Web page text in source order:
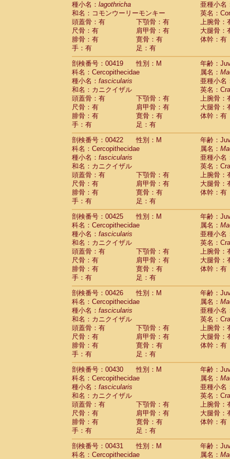
種小名： lagothricha
亜種小名
和名：コモンウーリーモンキー
英名：
頭蓋骨：有
下顎骨：有
上腕骨：
尺骨：有
肩甲骨：有
大腿骨：
腓骨：有
寛骨：有
体幹：有
手：有
足：有
剖検番号：00419
性別：M
年齢：
科名：Cercopithecidae
属名：
種小名： fascicularis
亜種小名
和名：カニクイザル
英名：
頭蓋骨：有
下顎骨：有
上腕骨：
尺骨：有
肩甲骨：有
大腿骨：
腓骨：有
寛骨：有
体幹：有
手：有
足：有
剖検番号：00422
性別：M
年齢：
科名：Cercopithecidae
属名：
種小名： fascicularis
亜種小名
和名：カニクイザル
英名：
頭蓋骨：有
下顎骨：有
上腕骨：
尺骨：有
肩甲骨：有
大腿骨：
腓骨：有
寛骨：有
体幹：有
手：有
足：有
剖検番号：00425
性別：M
年齢：
科名：Cercopithecidae
属名：
種小名： fascicularis
亜種小名
和名：カニクイザル
英名：
頭蓋骨：有
下顎骨：有
上腕骨：
尺骨：有
肩甲骨：有
大腿骨：
腓骨：有
寛骨：有
体幹：有
手：有
足：有
剖検番号：00426
性別：M
年齢：
科名：Cercopithecidae
属名：
種小名： fascicularis
亜種小名
和名：カニクイザル
英名：
頭蓋骨：有
下顎骨：有
上腕骨：
尺骨：有
肩甲骨：有
大腿骨：
腓骨：有
寛骨：有
体幹：有
手：有
足：有
剖検番号：00430
性別：M
年齢：
科名：Cercopithecidae
属名：
種小名： fascicularis
亜種小名
和名：カニクイザル
英名：
頭蓋骨：有
下顎骨：有
上腕骨：
尺骨：有
肩甲骨：有
大腿骨：
腓骨：有
寛骨：有
体幹：有
手：有
足：有
剖検番号：00431
性別：M
年齢：
科名：Cercopithecidae
属名：